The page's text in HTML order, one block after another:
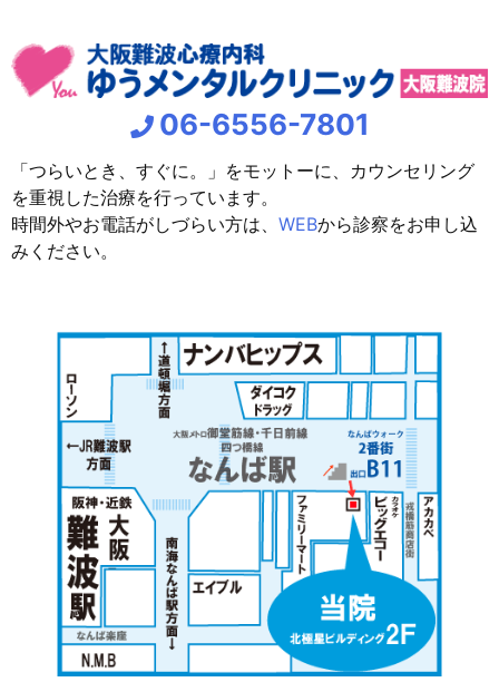
06-6556-7801
「つらいとき、すぐに。」をモットーに、カウンセリング
を重視した治療を行っています。
時間外やお電話がしづらい方は、 WEBから診察をお申し込
みください。